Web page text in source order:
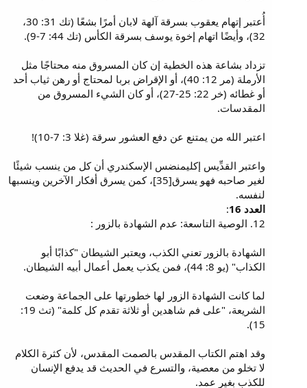
أُعتبر إتهام يعقوب بسرقة آلهة لابان أمرًا بشعًا (تك 31: 30،
32)، وأيضًا اتهام إخوة يوسف بسرقة الكأس (تك 44: 7-9).
تزداد بشاعة هذه الخطية إن كان المسروق منه محتاجًا مثل
الأرملة (مر 12: 40)، أو الإقراض بربا لمحتاج أو رهن ثياب أحد
أو غطائه (خر 22: 25-27)، أو كان الشيء المسروق من
المقدسات.
اعتبر الله من يمتنع عن دفع العشور سرقة (غلا 3: 7-10)!
واعتبر القدِّيس إكليمنضس الإسكندري أن كل من ينسب شيئًا
لغير صاحبه فهو يسرق[35]، كمن يسرق أفكار الآخرين وينسبها
لنفسه.
العدد 16
:
12. الوصية التاسعة: عدم الشهادة بالزور :
الشهادة بالزور تعني الكذب، ويعتبر الشيطان "كذابًا أبو
الكذاب" (يو 8: 44)، فمن يكذب يعمل أعمال أبيه الشيطان.
لما كانت الشهادة الزور لها خطورتها على الجماعة وضعت
الشريعة، "على فم شاهدين أو ثلاثة تقدم كل كلمة" (تث 19:
15).
وقد اهتم الكتاب المقدس بالصمت المقدس، لأن كثرة الكلام
لا تخلو من معصية، والتسرع في الحديث قد يدفع الإنسان
للكذب بغير عمد.